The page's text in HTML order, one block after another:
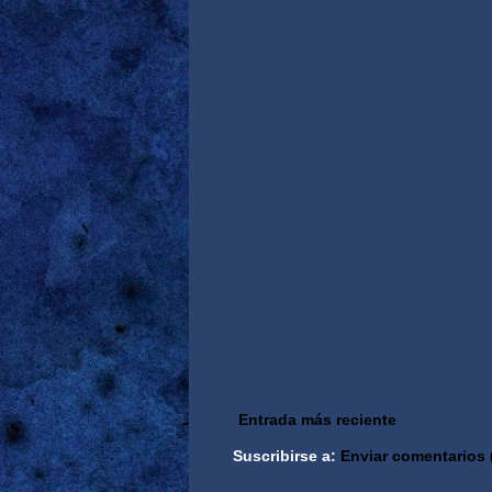
Entrada más reciente
Suscribirse a: Enviar comentarios